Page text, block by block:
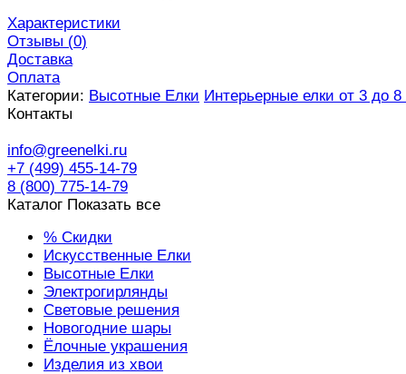
Характеристики
Отзывы (0)
Доставка
Оплата
Категории: Высотные Елки Интерьерные елки от 3 до
Контакты
info@greenelki.ru
+7 (499) 455-14-79
8 (800) 775-14-79
Каталог Показать все
% Скидки
Искусственные Елки
Высотные Елки
Электрогирлянды
Световые решения
Новогодние шары
Ёлочные украшения
Изделия из хвои